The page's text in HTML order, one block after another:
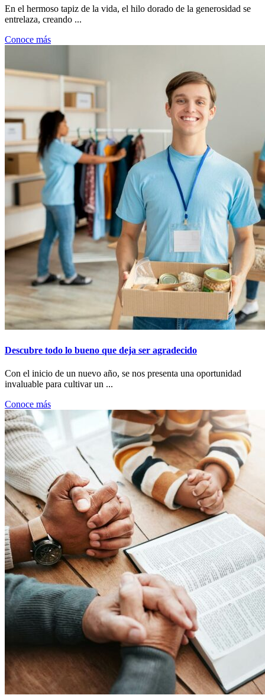
En el hermoso tapiz de la vida, el hilo dorado de la generosidad se
entrelaza, creando ...
Conoce más
Descubre todo lo bueno que deja ser agradecido
Con el inicio de un nuevo año, se nos presenta una oportunidad
invaluable para cultivar un ...
Conoce más